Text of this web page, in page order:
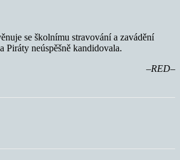
se školnímu stravování a zavádění
neúspěšně kandidovala.
–RED–